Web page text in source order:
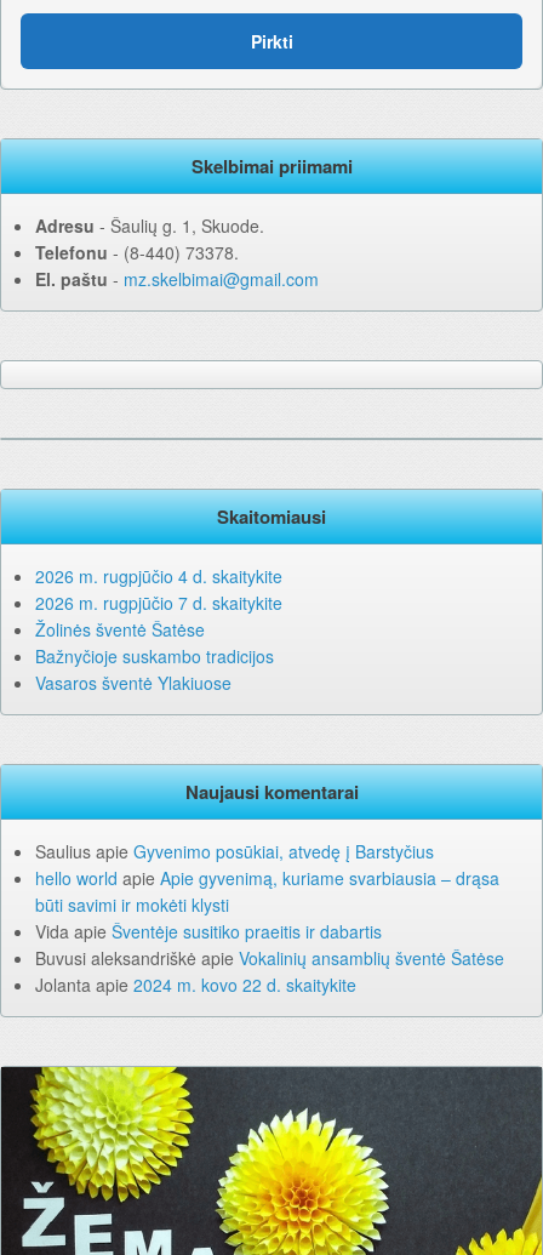
Pirkti
Skelbimai priimami
Adresu ‐ Šaulių g. 1, Skuode.
Telefonu ‐ (8-440) 73378.
El. paštu ‐ mz.skelbimai@gmail.com
Skaitomiausi
2026 m. rugpjūčio 4 d. skaitykite
2026 m. rugpjūčio 7 d. skaitykite
Žolinės šventė Šatėse
Bažnyčioje suskambo tradicijos
Vasaros šventė Ylakiuose
Naujausi komentarai
Saulius apie Gyvenimo posūkiai, atvedę į Barstyčius
hello world apie Apie gyvenimą, kuriame svarbiausia – drąsa
būti savimi ir mokėti klysti
Vida apie Šventėje susitiko praeitis ir dabartis
Buvusi aleksandriškė apie Vokalinių ansamblių šventė Šatėse
Jolanta apie 2024 m. kovo 22 d. skaitykite